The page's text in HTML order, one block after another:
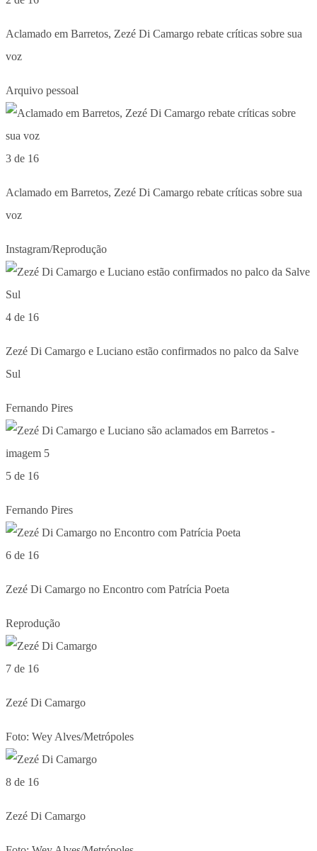
Aclamado em Barretos, Zezé Di Camargo rebate críticas sobre sua
voz
Arquivo pessoal
3 de 16
Aclamado em Barretos, Zezé Di Camargo rebate críticas sobre sua
voz
Instagram/Reprodução
4 de 16
Zezé Di Camargo e Luciano estão confirmados no palco da Salve
Sul
Fernando Pires
5 de 16
Fernando Pires
6 de 16
Zezé Di Camargo no Encontro com Patrícia Poeta
Reprodução
7 de 16
Zezé Di Camargo
Foto: Wey Alves/Metrópoles
8 de 16
Zezé Di Camargo